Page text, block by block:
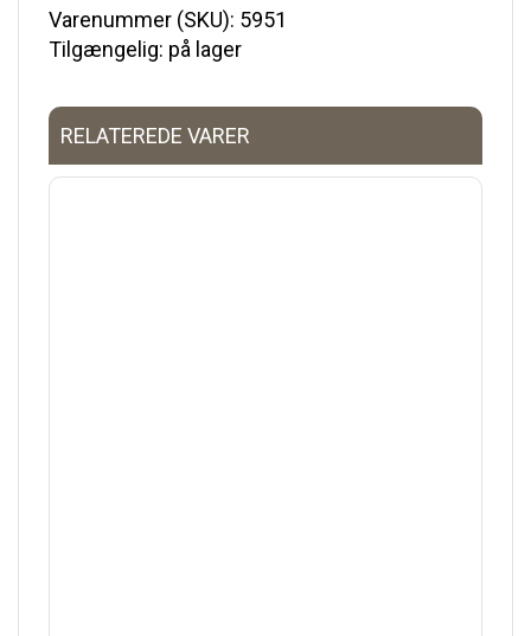
Varenummer (SKU): 5951
Tilgængelig: på lager
RELATEREDE VARER